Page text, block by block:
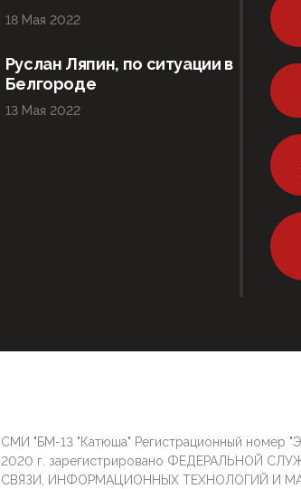
18 Мая 2022
Руслан Ляпин, по ситуации в
Белгороде
13 Мая 2022
СМИ "БМ-13 "Катюша" Регистрационный номер
2020 г. зарегистрировано ФЕДЕРАЛЬНОЙ
СВЯЗИ, ИНФОРМАЦИОННЫХ ТЕХНОЛОГИЙ И